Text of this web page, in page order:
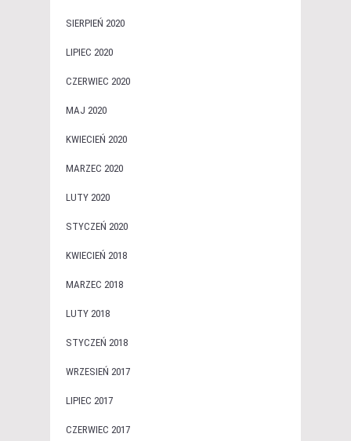
SIERPIEŃ 2020
LIPIEC 2020
CZERWIEC 2020
MAJ 2020
KWIECIEŃ 2020
MARZEC 2020
LUTY 2020
STYCZEŃ 2020
KWIECIEŃ 2018
MARZEC 2018
LUTY 2018
STYCZEŃ 2018
WRZESIEŃ 2017
LIPIEC 2017
CZERWIEC 2017